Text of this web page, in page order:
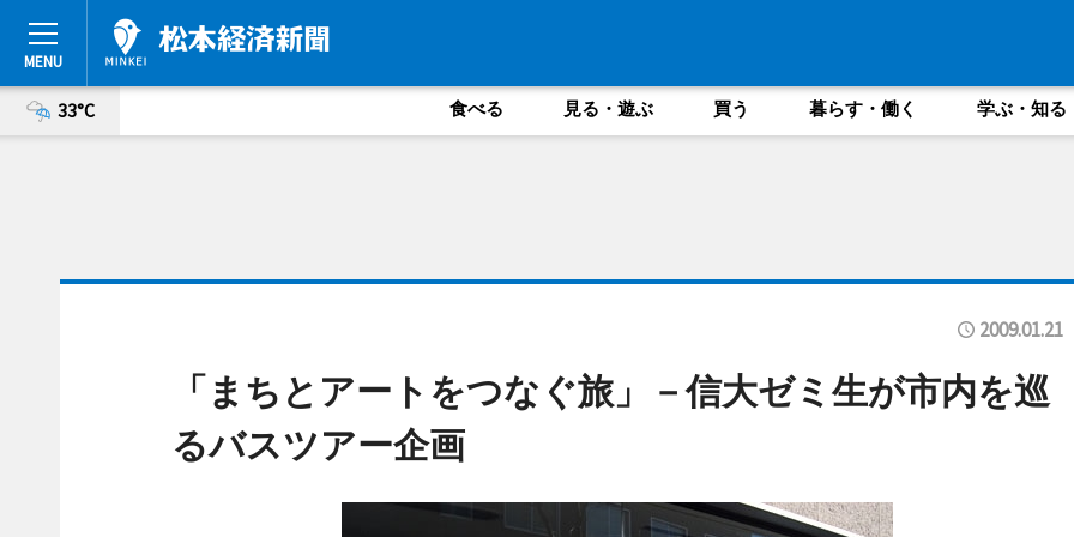
33°C 食べる 見る・遊ぶ 買う 暮らす・働く 学ぶ・知る
2009.01.21
「まちとアートをつなぐ旅」－信大ゼミ生が市内を巡
るバスツアー企画